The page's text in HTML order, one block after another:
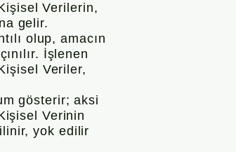
Verilerin,
gelir.
olup, amacın
İşlenen
Veriler,
gösterir; aksi
Verinin
yok edilir